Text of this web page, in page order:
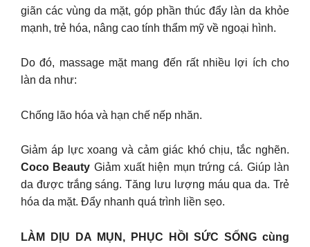
giãn các vùng da mặt, góp phần thúc đẩy làn da khỏe
mạnh, trẻ hóa, nâng cao tính thẩm mỹ về ngoại hình.
Do đó, massage mặt mang đến rất nhiều lợi ích cho
làn da như:
Chống lão hóa và hạn chế nếp nhăn.
Giảm áp lực xoang và cảm giác khó chịu, tắc nghẽn.
Coco Beauty Giảm xuất hiện mụn trứng cá. Giúp làn
da được trắng sáng. Tăng lưu lượng máu qua da. Trẻ
hóa da mặt. Đẩy nhanh quá trình liền sẹo.
LÀM DỊU DA MỤN, PHỤC HỒI SỨC SỐNG cùng